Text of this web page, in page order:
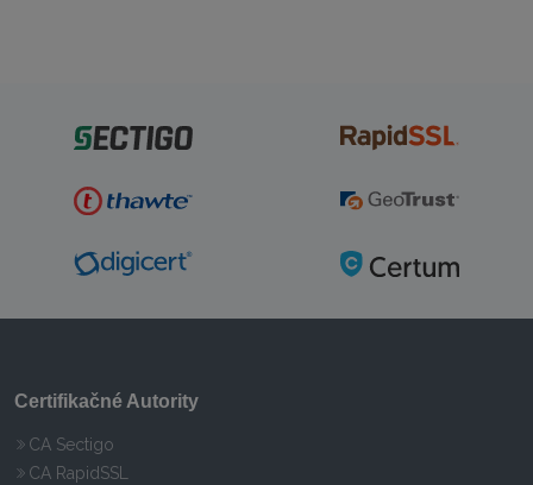
Certifikačné Autority
CA Sectigo
CA RapidSSL